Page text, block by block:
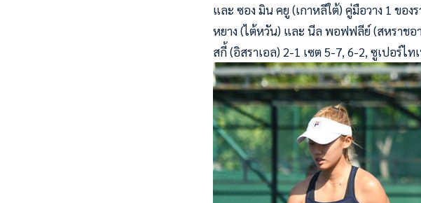
และ ซอง มิน คยู (เกาหลีใต้) คู่มือวาง 1 ของ
หยาง (ไต้หวัน) และ นีล พอฟฟลีย์ (สหราชอ
สกี้ (อิสราเอล) 2-1 เซต 5-7, 6-2, ซูเปอร์ไท